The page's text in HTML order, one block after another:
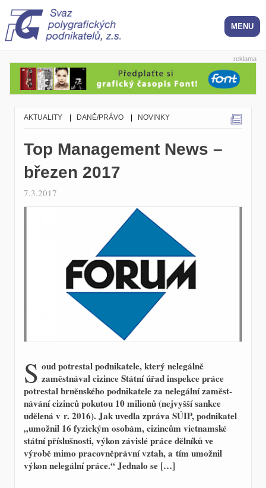
reklama
AKTUALITY DANĚ/PRÁVO NOVINKY
Top Management News –
březen 2017
7.3.2017
S oud potrestal podnikatele, který nelegálně
zaměstnával cizince Státní úřad inspekce práce
potrestal brněnského podnikatele za nelegální zaměst-
návání cizinců pokutou 10 milionů (nejvyšší sankce
udělená v r. 2016). Jak uvedla zpráva SÚIP, podnikatel
„umožnil 16 fyzickým osobám, cizincům vietnamské
státní příslušnosti, výkon závislé práce dělníků ve
výrobě mimo pracovněprávní vztah, a tím umožnil
výkon nelegální práce.“ Jednalo se […]